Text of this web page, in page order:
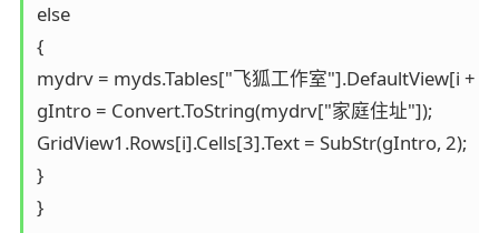
else
{
mydrv = myds.Tables["飞狐工作室"].DefaultView[i +
gIntro = Convert.ToString(mydrv["家庭住址"]);
GridView1.Rows[i].Cells[3].Text = SubStr(gIntro, 2);
}
}